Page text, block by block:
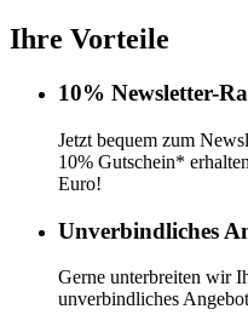
Ihre Vorteile
10% Newsletter-
Jetzt bequem zum
10% Gutschein*
Euro!
Unverbindliches
Gerne unterbreiten wir
unverbindliches